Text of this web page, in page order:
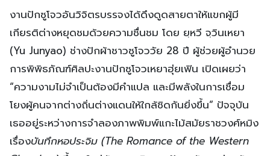
งานปักซูโจวอันวิจิตรบรรจงได้ดึงดูดสายตาให้แขกผู้มี
เกียรติต่างหยุดชมด้วยความชื่นชม โดย ยฺหวี จฺวินเหยา
(Yu Junyao) ช่างปักผ้าชาวซูโจววัย 28 ปี ผู้ช่วยผู้อำนวย
การพิพิธภัณฑ์ศิลปะงานปักซูโจวเหยาฮุ่ยเฟิน เปิดเผยว่า
“ความงามไม่จำเป็นต้องมีคำแปล และมีพลังในการเชื่อม
โยงผู้คนจากต่างถิ่นต่างแดนให้ใกล้ชิดกันยิ่งขึ้น” ปัจจุบัน
เธออยู่ระหว่างการจำลองภาพพิมพ์แกะไม้สมัยราชวงศ์หมิง
เรื่องบันทึกหอประจิม (The Romance of the Western